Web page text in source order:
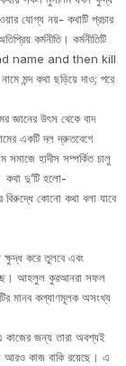
যোগ্য নয়- কথাটি প্রচার
কর্মনীতি। কর্মনীতিটি
name and then kill
মন্দ কথা ছড়িয়ে দাও; পরে
জ্ঞানের উৎস থেকে বাদ
একটি দল দ্রুতবেগে
হাদীস সম্পর্কিত চালু
কথা দু’টি হলো-
বিরুদ্ধে কোনো কথা বলা যাবে
করে তুলবে এবং
আহলুল কুরআনরা সফল
মানব কল্যাণমূলক অসংখ্য
কাজের জন্য তারা অবশ্যই
আরও কাজ বাকি রয়েছে। এ